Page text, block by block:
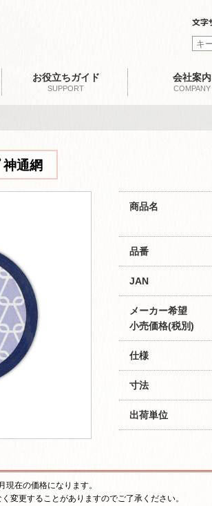
お役立ちガイド
SUPPORT
会社案内
COMPANY
通網
商品名
品番
JAN
メーカー希望
小売価格(税別)
仕様
寸法
出荷単位
現在の価格になります。
変更することがありますのでご了承ください。